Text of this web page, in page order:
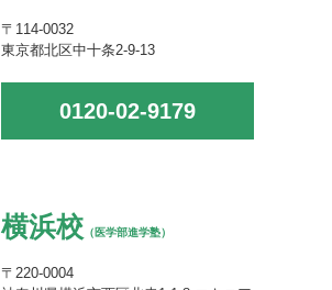
〒114-0032
東京都北区中十条2-9-13
0120-02-9179
横浜校 （医学部進学塾）
〒220-0004